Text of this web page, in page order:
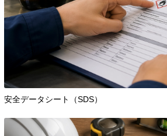
安全データシート（SDS）